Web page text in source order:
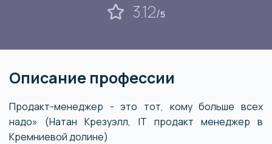
3.12/5
Описание профессии
Продакт-менеджер - это тот, кому больше всех
надо» (Натан Крезуэлл, IT продакт менеджер в
Кремниевой долине)